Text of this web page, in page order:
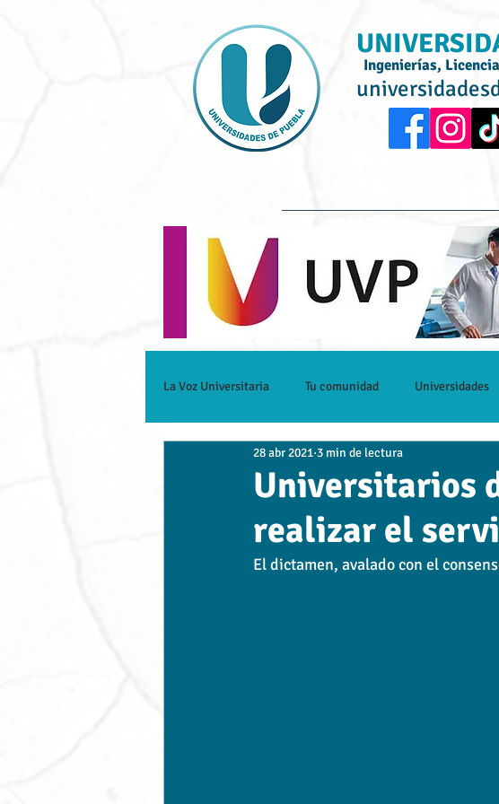
Ingenierías,
La Voz Universitaria Tu comunidad Universidades
UNIC UAMP Estudiar Online
Conexión Académica - Empresarial
Universitarios
realizar el
28 abr 2021 3 min de lectura
El dictamen, avalado con el